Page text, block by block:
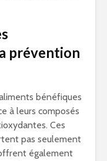
prévention
bénéfiques
à leurs composés
Ces
pas seulement
également